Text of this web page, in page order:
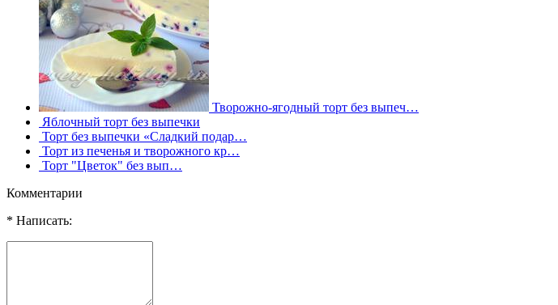
Творожно-ягодный торт без выпеч…
Яблочный торт без выпечки
Торт без выпечки «Сладкий подар…
Торт из печенья и творожного кр…
Торт "Цветок" без вып…
Комментарии
* Написать: